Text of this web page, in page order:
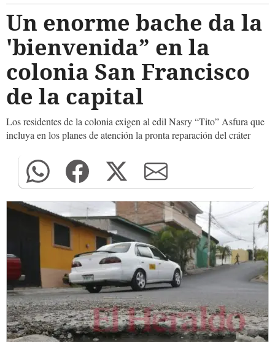
Un enorme bache da la
'bienvenida” en la
colonia San Francisco
de la capital
Los residentes de la colonia exigen al edil Nasry “Tito” Asfura que
incluya en los planes de atención la pronta reparación del cráter